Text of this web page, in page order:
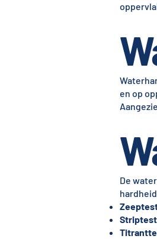
en op
De
Striptest